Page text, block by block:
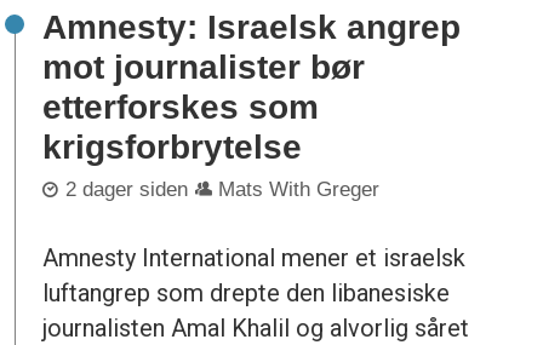
Amnesty: Israelsk angrep
mot journalister bør
etterforskes som
krigsforbrytelse
2 dager siden Mats With Greger
Amnesty International mener et israelsk
luftangrep som drepte den libanesiske
journalisten Amal Khalil og alvorlig såret